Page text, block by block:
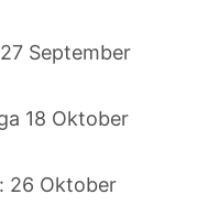
September
18 Oktober
26 Oktober